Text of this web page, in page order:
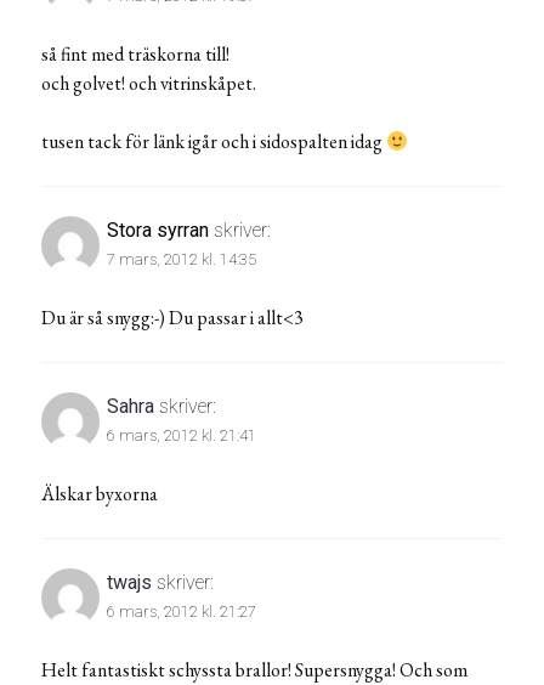
så fint med träskorna till!
och golvet! och vitrinskåpet.
tusen tack för länk igår och i sidospalten idag
Stora syrran skriver:
7 mars, 2012 kl. 14:35
Du är så snygg:-) Du passar i allt<3
Sahra skriver:
6 mars, 2012 kl. 21:41
Älskar byxorna
twajs skriver:
6 mars, 2012 kl. 21:27
Helt fantastiskt schyssta brallor! Supersnygga! Och som